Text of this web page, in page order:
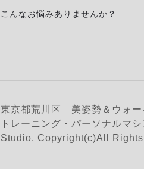
こんなお悩みありませんか？
東京都荒川区 美姿勢＆ウォー
トレーニング・パーソナルマ
Studio. Copyright(c)All